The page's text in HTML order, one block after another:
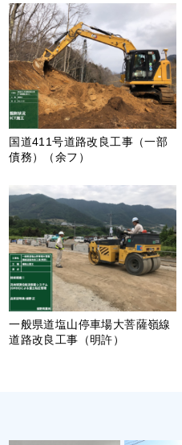
国道411号道路改良工事（一部
債務）（余フ）
一般県道塩山停車場大菩薩嶺線
道路改良工事（明許）